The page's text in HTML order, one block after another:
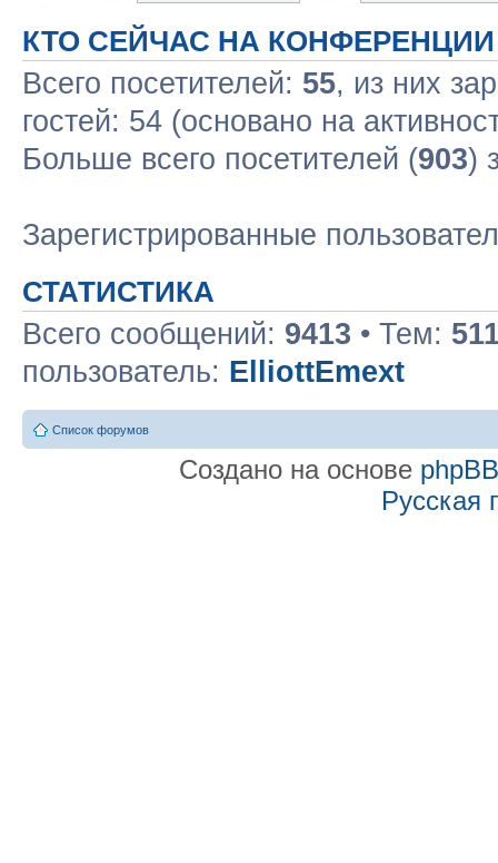
КТО СЕЙЧАС НА КОНФЕРЕНЦИИ
Всего посетителей: 55, из них
гостей: 54 (основано на
Больше всего посетителей (903)
Зарегистрированные
СТАТИСТИКА
Всего сообщений: 9413 • Тем:
пользователь: ElliottEmext
Список форумов
Создано на основе phpBB
Русская